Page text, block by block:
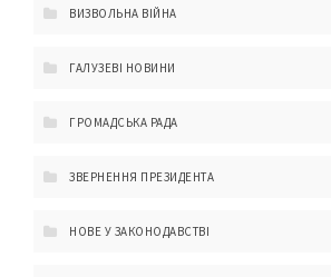
ВИЗВОЛЬНА ВІЙНА
ГАЛУЗЕВІ НОВИНИ
ГРОМАДСЬКА РАДА
ЗВЕРНЕННЯ ПРЕЗИДЕНТА
НОВЕ У ЗАКОНОДАВСТВІ